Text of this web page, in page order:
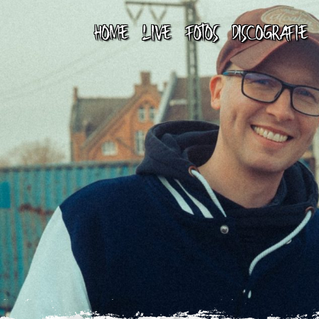
HOME LIVE FOTOS DISCOGRAFIE